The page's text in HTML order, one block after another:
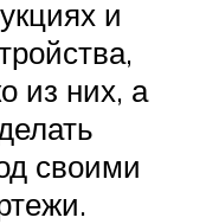
и
из них, а
своими